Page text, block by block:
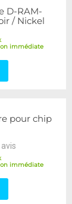
D-RAM-
/ Nickel
immédiate
pour chip
avis
immédiate